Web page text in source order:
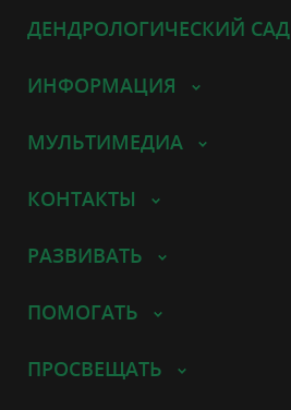
ДЕНДРОЛОГИЧЕСКИЙ САД
ИНФОРМАЦИЯ
МУЛЬТИМЕДИА
КОНТАКТЫ
РАЗВИВАТЬ
ПОМОГАТЬ
ПРОСВЕЩАТЬ